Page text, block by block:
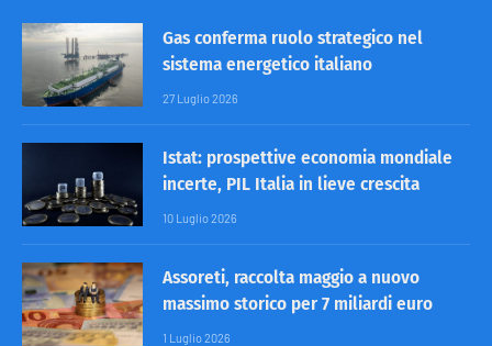
Gas conferma ruolo strategico nel
sistema energetico italiano
27 Luglio 2026
Istat: prospettive economia mondiale
incerte, PIL Italia in lieve crescita
10 Luglio 2026
Assoreti, raccolta maggio a nuovo
massimo storico per 7 miliardi euro
1 Luglio 2026